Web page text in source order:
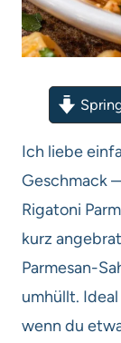
Ich liebe
Geschmack
Rigatoni
kurz
Parmesan-
umhüllt.
wenn du